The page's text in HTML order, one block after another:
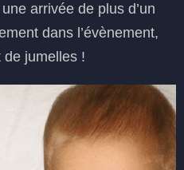
arrivée de plus d’un
dans l’évènement,
de jumelles !